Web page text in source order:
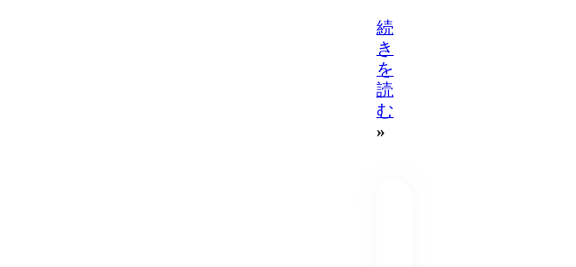
続
き
を
読
む
»